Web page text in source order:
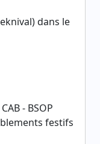
dans le
- BSOP
festifs